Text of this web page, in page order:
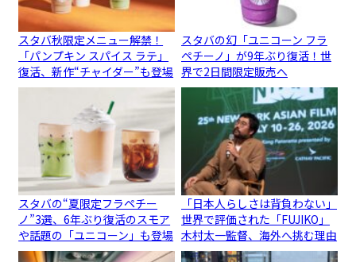
スタバ秋限定メニュー解禁！
「パンプキン スパイス ラテ」
復活、新作“チャイダー”も登場
スタバの幻「ユニコーン フラ
ペチーノ」が9年ぶり復活！世
界で2日間限定販売へ
スタバの“夏限定フラペチー
ノ”3選、6年ぶり復活のスモア
や話題の「ユニコーン」も登場
「日本人らしさは背負わない」
世界で評価された「FUJIKO」
木村太一監督、海外へ挑む理由